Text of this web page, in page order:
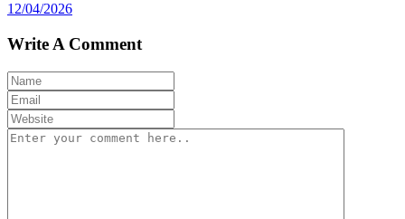
12/04/2026
Write A Comment